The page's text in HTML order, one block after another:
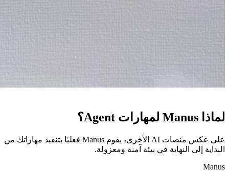
لماذا Manus لمهارات Agent؟
على عكس منصات AI الأخرى، يقوم Manus فعليًا بتنفيذ مهاراتك من
البداية إلى النهاية في بيئة آمنة ومعزولة.
Manus